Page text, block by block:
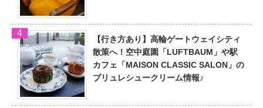
【行き方あり】高輪ゲートウェイシティ
散策へ！空中庭園「LUFTBAUM」や駅
カフェ「MAISON CLASSIC SALON」の
ブリュレシュークリーム情報♪